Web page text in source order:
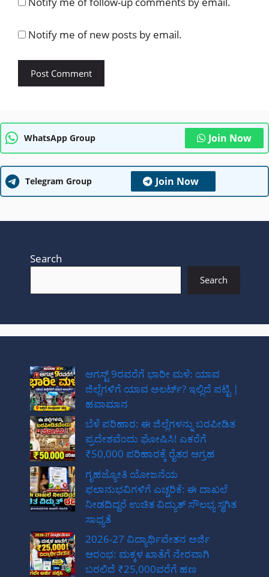
Notify me of new posts by email.
WhatsApp Group Join Now
Telegram Group Join Now
Search
Search
ಆಗಸ್ಟ್ 9ರವರೆಗೆ ಭಾರೀ ಮಳೆ: ಯಾವ
ಜಿಲ್ಲೆಗಳಿಗೆ ಯಾವ ಅಲರ್ಟ್? ಇಲ್ಲಿದೆ ಪಟ್ಟಿ |
ಹವಾಮಾನ
ಬೆಳೆ ಪರಿಹಾರ: ಈ ಜಿಲ್ಲೆಗಳನ್ನು ಬರಪೀಡಿತ
ಪ್ರದೇಶವೆಂದು ಘೋಷಿಸಿ! ಎಕರೆಗೆ
₹50,000 ಪರಿಹಾರಕ್ಕೆ ರೈತರ ಆಗ್ರಹ
ಗೃಹಜ್ಯೋತಿ ಯೋಜನೆಯ
ಫಲಾನುಭವಿಗಳಿಗೆ ಎಚ್ಚರಿಕೆ: ಈ ದಾಖಲೆ
ನೀಡದಿದ್ದರೆ ಉಚಿತ ವಿದ್ಯುತ್ ಸೌಲಭ್ಯ ಸ್ಥಗಿತ
ಸಾಧ್ಯತೆ
2026-27 ವಿದ್ಯಾರ್ಥಿವೇತನ ಅರ್ಜಿ
ಆರಂಭ: ಮಕ್ಕಳ ಖಾತೆಗೆ ನೇರವಾಗಿ
ಬರಲಿದೆ ₹25,000ವರೆಗೆ ಹಣ